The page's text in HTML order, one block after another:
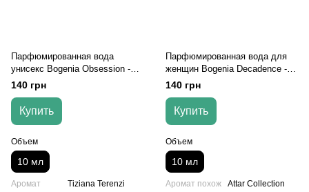
Парфюмированная вода
унисекс Bogenia Obsession -
№021, 10 мл
140 грн
Купить
Объем
10 мл
Аромат
Tiziana Terenzi
Парфюмированная вода для
женщин Bogenia Decadence -
№024, 10 мл
140 грн
Купить
Объем
10 мл
Аромат похож
Attar Collection